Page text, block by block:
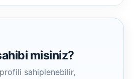
misiniz?
sahiplenebilir,